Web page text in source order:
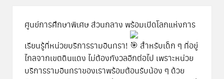
ศูนย์การศึกษาพิเศษ ส่วนกลาง พร้อมเปิดโลกแห่งการ
เรียนรู้ที่หน่วยบริการรามอินทรา!
สำหรับเด็ก ๆ ที่อยู่
ไกลจากเขตดินแดง ไม่ต้องกังวลอีกต่อไป เพราะหน่วย
บริการรามอินทราของเราพร้อมต้อนรับน้อง ๆ ด้วย